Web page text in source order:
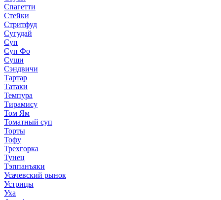
Спагетти
Стейки
Стритфуд
Сугудай
Суп
Суп Фо
Суши
Сэндвичи
Тартар
Татаки
Темпура
Тирамису
Том Ям
Томатный суп
Торты
Тофу
Трехгорка
Тунец
Тэппанъяки
Усачевский рынок
Устрицы
Уха